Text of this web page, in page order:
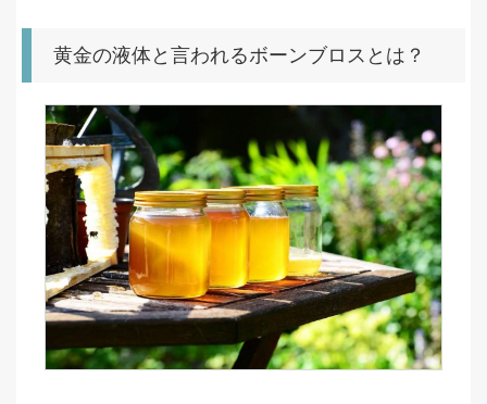
黄金の液体と言われるボーンブロスとは？